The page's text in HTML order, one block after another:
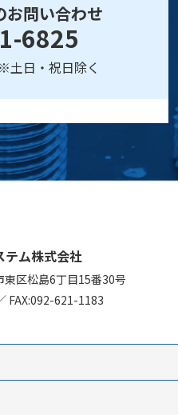
お問い合わせ
6825
土日・祝日除く
テム株式会社
東区松島6丁目15番30号
FAX:092-621-1183